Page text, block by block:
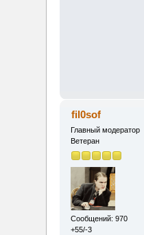
fil0sof
Главный модератор
Ветеран
Сообщений: 970
+55/-3